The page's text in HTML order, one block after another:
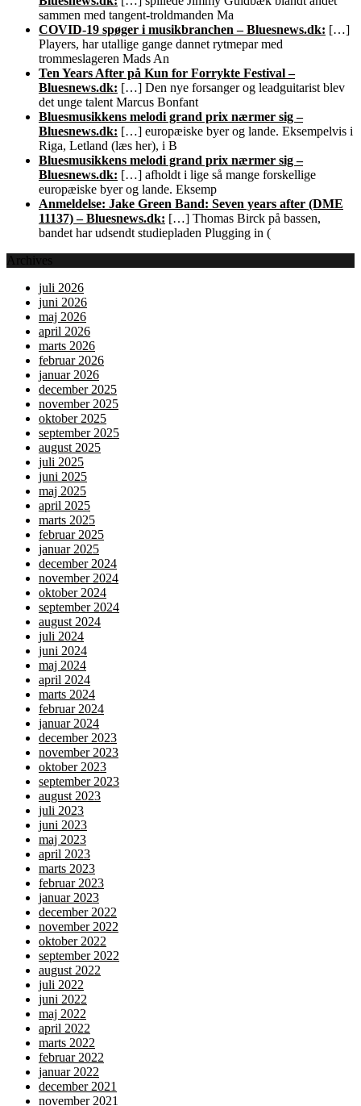
sammen med tangent-troldmanden Ma
COVID-19 spøger i musikbranchen – Bluesnews.dk: […]
Players, har utallige gange dannet rytmepar med
trommeslageren Mads An
Ten Years After på Kun for Forrykte Festival –
Bluesnews.dk: […] Den nye forsanger og leadguitarist blev
det unge talent Marcus Bonfant
Bluesmusikkens melodi grand prix nærmer sig –
Bluesnews.dk: […] europæiske byer og lande. Eksempelvis i
Riga, Letland (læs her), i B
Bluesmusikkens melodi grand prix nærmer sig –
Bluesnews.dk: […] afholdt i lige så mange forskellige
europæiske byer og lande. Eksemp
Anmeldelse: Jake Green Band: Seven years after (DME
11137) – Bluesnews.dk: […] Thomas Birck på bassen,
bandet har udsendt studiepladen Plugging in (
Archives
juli 2026
juni 2026
maj 2026
april 2026
marts 2026
februar 2026
januar 2026
december 2025
november 2025
oktober 2025
september 2025
august 2025
juli 2025
juni 2025
maj 2025
april 2025
marts 2025
februar 2025
januar 2025
december 2024
november 2024
oktober 2024
september 2024
august 2024
juli 2024
juni 2024
maj 2024
april 2024
marts 2024
februar 2024
januar 2024
december 2023
november 2023
oktober 2023
september 2023
august 2023
juli 2023
juni 2023
maj 2023
april 2023
marts 2023
februar 2023
januar 2023
december 2022
november 2022
oktober 2022
september 2022
august 2022
juli 2022
juni 2022
maj 2022
april 2022
marts 2022
februar 2022
januar 2022
december 2021
november 2021